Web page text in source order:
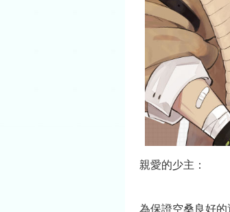
親愛的少主：
為保證空桑良好